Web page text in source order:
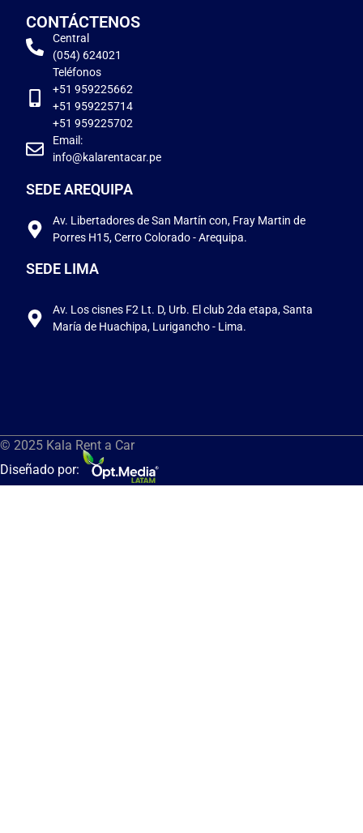
CONTÁCTENOS
Central
(054) 624021
Teléfonos
+51 959225662
+51 959225714
+51 959225702
Email:
info@kalarentacar.pe
SEDE AREQUIPA
Av. Libertadores de San Martín con, Fray Martin de
Porres H15, Cerro Colorado - Arequipa.
SEDE LIMA
Av. Los cisnes F2 Lt. D, Urb. El club 2da etapa, Santa
María de Huachipa, Lurigancho - Lima.
© 2025 Kala Rent a Car
Diseñado por: